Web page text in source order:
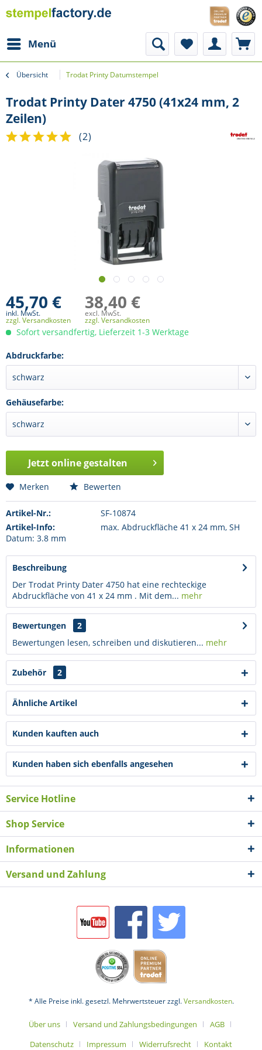
Menü
Übersicht Trodat Printy Datumstempel
Trodat Printy Dater 4750 (41x24 mm, 2
Zeilen)
(2)
45,70 €
inkl. MwSt.
zzgl. Versandkosten
38,40 €
excl. MwSt.
zzgl. Versandkosten
Sofort versandfertig, Lieferzeit 1-3 Werktage
Abdruckfarbe:
Gehäusefarbe:
Jetzt online gestalten
Merken Bewerten
Artikel-Nr.:
SF-10874
Artikel-Info:
max. Abdruckfläche 41 x 24 mm, SH
Datum: 3.8 mm
Beschreibung
Der Trodat Printy Dater 4750 hat eine rechteckige
Abdruckfläche von 41 x 24 mm . Mit dem... mehr
Bewertungen
2
Bewertungen lesen, schreiben und diskutieren... mehr
Zubehör 2
Ähnliche Artikel
Kunden kauften auch
Kunden haben sich ebenfalls angesehen
Service Hotline
Shop Service
Informationen
Versand und Zahlung
* Alle Preise inkl. gesetzl. Mehrwertsteuer zzgl.Versandkosten.
Über uns Versand und Zahlungsbedingungen
AGB
Datenschutz
Impressum Widerrufsrecht Kontakt